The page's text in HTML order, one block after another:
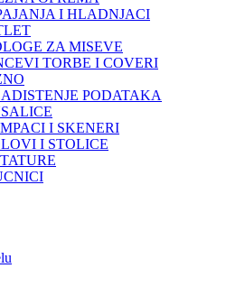
I HLADNJACI
ZA MISEVE
TORBE I COVERI
PODATAKA
I SKENERI
I STOLICE